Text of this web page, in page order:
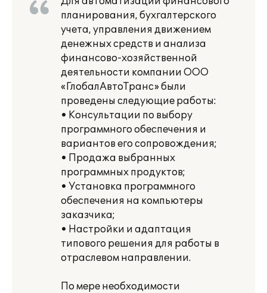
планирования, бухгалтерского
учета, управления движением
денежных средств и анализа
финансово-хозяйственной
деятельности компании ООО
«ГлобалАвтоТранс» были
проведены следующие работы:
• Консультации по выбору
программного обеспечения и
вариантов его сопровождения;
• Продажа выбранных
программных продуктов;
• Установка программного
обеспечения на компьютеры
заказчика;
• Настройки и адаптация
типового решения для работы в
отраслевом направлении.
По мере необходимости